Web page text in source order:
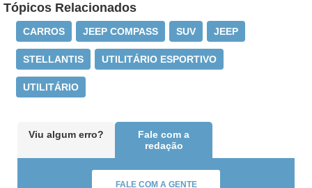
Tópicos Relacionados
CARROS JEEP COMPASS SUV JEEP
STELLANTIS UTILITÁRIO ESPORTIVO
UTILITÁRIO
Viu algum erro?
Fale com a
redação
FALE COM A GENTE